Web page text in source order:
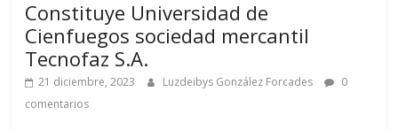
Constituye Universidad de
Cienfuegos sociedad mercantil
Tecnofaz S.A.
21 diciembre, 2023 Luzdeibys González Forcades
0
comentarios